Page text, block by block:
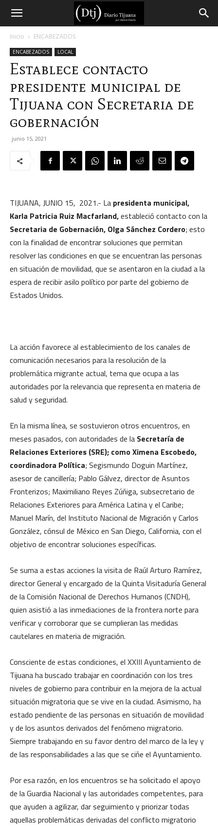
Diario
Tijuana
Inicio ENCABEZADOS
ENCABEZADOS LOCAL
Establece contacto
presidente municipal de
Tijuana con Secretaria de
gobernación
junio 15, 2021
TIJUANA, JUNIO 15, 2021.- La presidenta municipal,
Karla Patricia Ruiz Macfarland,estableció contacto con la
Secretaria de Gobernación, Olga Sánchez Cordero; esto
con la finalidad de encontrar soluciones que permitan
resolver las condiciones en que se encuentran las personas
en situación de movilidad, que se asentaron en la ciudad a la
espera de recibir asilo político por parte del gobierno de
Estados Unidos.
La acción favorece al establecimiento de los canales de
comunicación necesarios para la resolución de la
problemática migrante actual, tema que ocupa a las
autoridades por la relevancia que representa en materia de
salud y seguridad.
En la misma línea, se sostuvieron otros encuentros, en
meses pasados, con autoridades de la Secretaría de
Relaciones Exteriores (SRE); como Ximena Escobedo,
coordinadora Política; Segismundo Doguin Martínez,
asesor de cancillería; Pablo Gálvez, director de Asuntos
Fronterizos; Maximiliano Reyes Zúñiga, subsecretario de
Relaciones Exteriores para América Latina y el Caribe;
Manuel Marín, del Instituto Nacional de Migración y Carlos
González, cónsul de México en San Diego, California, con el
objetivo de encontrar soluciones específicas.
Se suma a estas acciones la visita de Raúl Arturo Ramírez,
director General y encargado de la Quinta Visitaduría General
de la Comisión Nacional de Derechos Humanos (CNDH),
quien asistió a las inmediaciones de la frontera norte para
verificar y corroborar que se cumplieran las medidas
cautelares en materia de migración.
Consciente de estas condiciones, el XXIII Ayuntamiento de
Tijuana ha buscado trabajar en coordinación con los tres
niveles de gobierno para contribuir en la mejora de la actual
situación migratoria que se vive en la ciudad. Asimismo, ha
estado pendiente de las personas en situación de movilidad
y de los asuntos derivados del fenómeno migratorio.
Siempre trabajando en su favor dentro del marco de la ley y
de las responsabilidades a las que se ciñe el Ayuntamiento.
Por esa razón, en los encuentros se ha solicitado el apoyo
de la Guardia Nacional y las autoridades competentes, para
que ayuden a agilizar, dar seguimiento y priorizar todas
aquellas problemáticas derivadas del conflicto migratorio